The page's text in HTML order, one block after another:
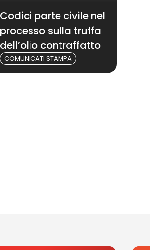
Codici parte civile nel
processo sulla truffa
dell’olio contraffatto
COMUNICATI STAMPA